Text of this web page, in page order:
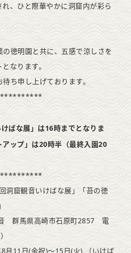
、ひと際華やかに洞窟内が彩ら
の徳明園と共に、五感で涼しさを
なります。
ち申し上げております。
ばな展」は16時までとなりま
アップ」は20時半（最終入園20
窟観音いけばな展」「苔の徳
馬県高崎市石原町2857 電
(金祝)～15日(火) （いけば